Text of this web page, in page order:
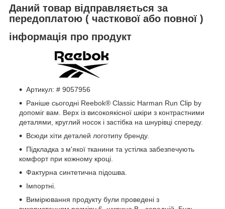
Даний товар відправляється за
передоплатою ( часткової або повної )
інформація про продукт
Артикул: # 9057956
Раніше сьогодні Reebok® Classic Harman Run Clip by
допоміг вам. Верх із високоякісної шкіри з контрастними
деталями, круглий носок і застібка на шнурівці спереду.
Всюди хіти деталей логотипу бренду.
Підкладка з м'якої тканини та устілка забезпечують
комфорт при кожному кроці.
Фактурна синтетична підошва.
Імпортні.
Вимірювання продукту були проведені з